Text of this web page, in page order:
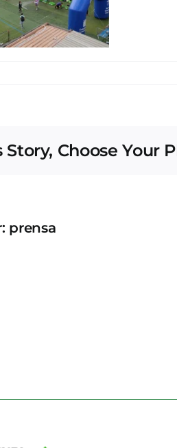
Story, Choose Your
prensa